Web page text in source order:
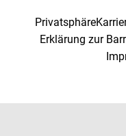
Privatsphäre
Erklärung zur